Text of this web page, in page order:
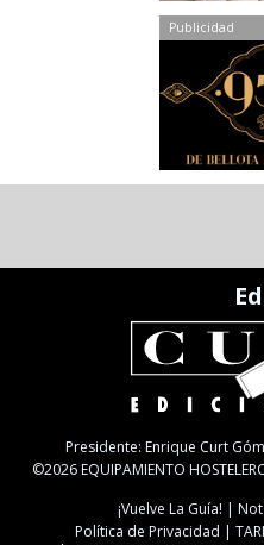
Publicidad
Presidente: Enrique Curt
©2026 EQUIPAMIENTO
¡Vuelve La Guía!
Política de Privacidad